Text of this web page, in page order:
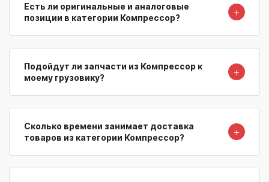
Есть ли оригинальные и аналоговые
позиции в категории Компрессор?
＋
Подойдут ли запчасти из Компрессор к
моему грузовику?
＋
Сколько времени занимает доставка
товаров из категории Компрессор?
＋